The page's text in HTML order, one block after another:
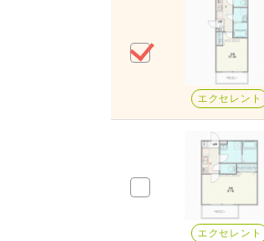
エクセレント
エクセレント